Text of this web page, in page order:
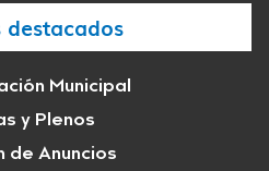
destacados
Municipal
y Plenos
de Anuncios